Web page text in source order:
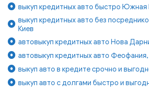
выкуп кредитных авто быстро Южная
выкуп кредитных авто без
Киев
автовыкуп кредитных авто Нова
автовыкуп кредитных авто Феофания,
выкуп авто в кредите срочно и
выкуп авто с долгами быстро и